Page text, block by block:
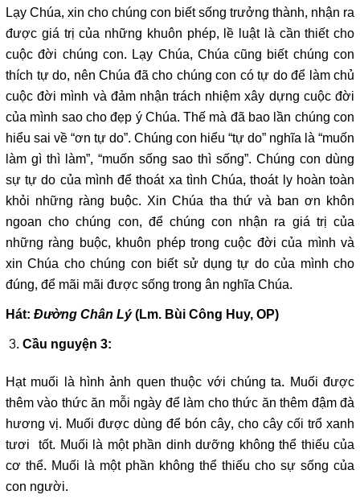
Lạy Chúa, xin cho chúng con biết sống trưởng thành, nhận ra
được giá trị của những khuôn phép, lề luật là cần thiết cho
cuộc đời chúng con. Lạy Chúa, Chúa cũng biết chúng con
thích tự do, nên Chúa đã cho chúng con có tự do để làm chủ
cuộc đời mình và đảm nhận trách nhiệm xây dựng cuộc đời
của mình sao cho đẹp ý Chúa. Thế mà đã bao lần chúng con
hiểu sai về “ơn tự do”. Chúng con hiểu “tự do” nghĩa là “muốn
làm gì thì làm”, “muốn sống sao thì sống”. Chúng con dùng
sự tự do của mình để thoát xa tình Chúa, thoát ly hoàn toàn
khỏi những ràng buộc. Xin Chúa tha thứ và ban ơn khôn
ngoan cho chúng con, để chúng con nhận ra giá trị của
những ràng buộc, khuôn phép trong cuộc đời của mình và
xin Chúa cho chúng con biết sử dụng tự do của mình cho
đúng, để mãi mãi được sống trong ân nghĩa Chúa.
Hát: Đường Chân Lý(Lm. Bùi Công Huy, OP)
Cầu nguyện 3:
Hạt muối là hình ảnh quen thuộc với chúng ta. Muối được
thêm vào thức ăn mỗi ngày để làm cho thức ăn thêm đậm đà
hương vị. Muối được dùng để bón cây, cho cây cối trổ xanh
tươi tốt. Muối là một phần dinh dưỡng không thể thiếu của
cơ thể. Muối là một phần không thể thiếu cho sự sống của
con người.